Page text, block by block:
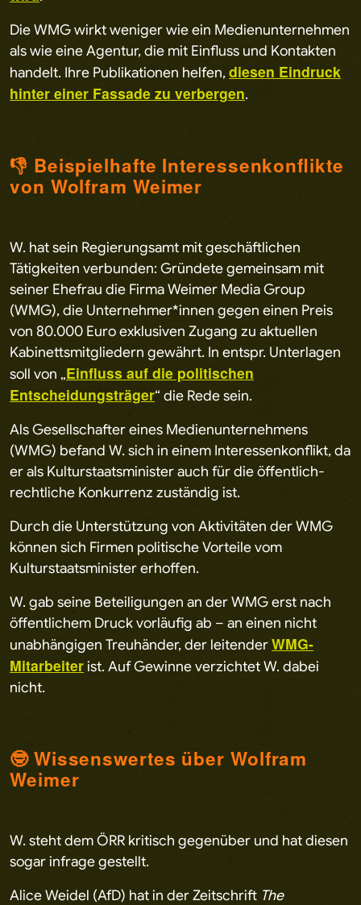
Die WMG wirkt weniger wie ein Medienunternehmen
als wie eine Agentur, die mit Einfluss und Kontakten
handelt. Ihre Publikationen helfen,diesen Eindruck
hinter einer Fassade zu verbergen.
👎 Beispielhafte Interessenkonflikte
von Wolfram Weimer
W. hat sein Regierungsamt mit geschäftlichen
Tätigkeiten verbunden: Gründete gemeinsam mit
seiner Ehefrau die Firma Weimer Media Group
(WMG), die Unternehmer*innen gegen einen Preis
von 80.000 Euro exklusiven Zugang zu aktuellen
Kabinettsmitgliedern gewährt. In entspr. Unterlagen
soll von „Einfluss auf die politischen
Entscheidungsträger“ die Rede sein.
Als Gesellschafter eines Medienunternehmens
(WMG) befand W. sich in einem Interessenkonflikt, da
er als Kulturstaatsminister auch für die öffentlich-
rechtliche Konkurrenz zuständig ist.
Durch die Unterstützung von Aktivitäten der WMG
können sich Firmen politische Vorteile vom
Kulturstaatsminister erhoffen.
W. gab seine Beteiligungen an der WMG erst nach
öffentlichem Druck vorläufig ab – an einen nicht
unabhängigen Treuhänder, der leitenderWMG-
Mitarbeiterist. Auf Gewinne verzichtet W. dabei
nicht.
🤓 Wissenswertes über Wolfram
Weimer
W. steht dem ÖRR kritisch gegenüber und hat diesen
sogar infrage gestellt.
Alice Weidel (AfD) hat in der Zeitschrift The